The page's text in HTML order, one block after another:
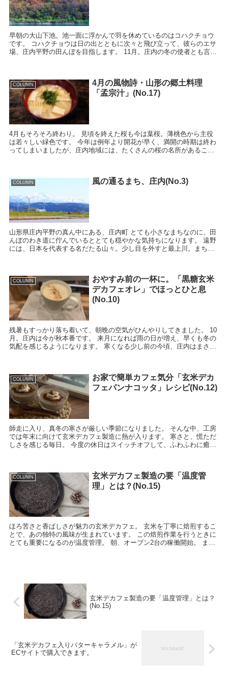
早朝の大山下池。池一面に浮かんで羽を休めているのはコハクチョウ
です。 コハクチョウは日の出とともに次々と飛び立って、彼らのエサ
場、庄内平野の田んぼを目指します。 11月。庄内の冬の使者とも言わ
COLUMN
4月の風物詩・山形の郷土料理
「孟宗汁」(No.17)
4月もそろそろ終わり。 見頃を終えた桜も今は葉桜。薄桃色から主役
は若々しい緑色です。 今年は例年より開花が早く、満開の時期は終わ
ってしまいましたが、庄内地域には、たくさんの桜の名所があること
COLUMN 風の通るまち、庄内(No.3)
山形県庄内平野の真ん中にある、庄内町 とても小さなまちなのに、田
んぼのわき道に佇んでいるととても穏やかな気持ちになります。 遠野
には、日本を代表する名だたる山々。少し目を外すと最上川。まちの
COLUMN
おやすみ前の一杯に。「黒糖玄米
デカフェオレ」でほっとひと息
(No.10)
残暑もすっかり落ち着いて、朝晩の空気がひんやりしてきました。 10
月。庄内は今が秋本番です。 来月になれば雨の日が増え、早くも冬の
気配を感じるようになります。 寒くなる少し前の今頃、庄内はまさに
COLUMN
お家で簡単カフェ気分「玄米デカ
フェパンナコッタ」レシピ(No.12)
師走に入り、真冬の寒さが厳しい季節になりました。 そんな中、工房
では年末に向けて玄米デカフェ製造に熱が入ります。 寒さと、慌ただ
しさを感じる毎日。 今度の休日はスイッチオフして、ふわふわに癒さ
COLUMN
玄米デカフェ製造の要「温度管
理」とは？(No.15)
ほろ苦さと香ばしさが魅力の玄米デカフェ。 玄米を丁寧に焙煎するこ
とで、あの独特の風味が生まれています。 この焙煎作業を行うときに
とても重要になるのが温度管理。 朝、オーブン2台の稼働開始。 まず
玄米デカフェ製造の要「温度管理」とは？
(No.15)
「玄米デカフェ入りバターキャラメル」が
ECサイトで購入できます。